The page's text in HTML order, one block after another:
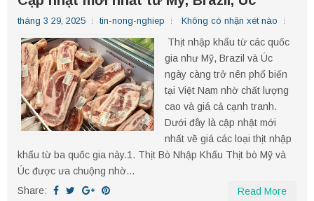
tháng 3 29, 2025 tin-nong-nghiep Không có nhận xét nào
Thịt nhập khẩu từ các quốc
gia như Mỹ, Brazil và Úc
ngày càng trở nên phổ biến
tại Việt Nam nhờ chất lượng
cao và giá cả cạnh tranh.
Dưới đây là cập nhật mới
nhất về giá các loại thịt nhập
khẩu từ ba quốc gia này.​ 1. Thịt Bò Nhập Khẩu Thịt bò Mỹ và
Úc được ưa chuộng nhờ...
Share:
Read More